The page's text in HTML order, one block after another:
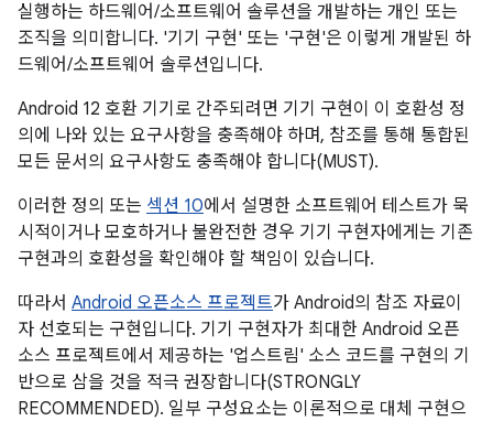
실행하는 하드웨어/소프트웨어 솔루션을 개발하는 개인 또는
조직을 의미합니다. '기기 구현' 또는 '구현'은 이렇게 개발된 하
드웨어/소프트웨어 솔루션입니다.
Android 12 호환 기기로 간주되려면 기기 구현이 이 호환성 정
의에 나와 있는 요구사항을 충족해야 하며, 참조를 통해 통합된
모든 문서의 요구사항도 충족해야 합니다(MUST).
이러한 정의 또는 섹션 10에서 설명한 소프트웨어 테스트가 묵
시적이거나 모호하거나 불완전한 경우 기기 구현자에게는 기존
구현과의 호환성을 확인해야 할 책임이 있습니다.
따라서 Android 오픈소스 프로젝트가 Android의 참조 자료이
자 선호되는 구현입니다. 기기 구현자가 최대한 Android 오픈
소스 프로젝트에서 제공하는 '업스트림' 소스 코드를 구현의 기
반으로 삼을 것을 적극 권장합니다(STRONGLY
RECOMMENDED). 일부 구성요소는 이론적으로 대체 구현으